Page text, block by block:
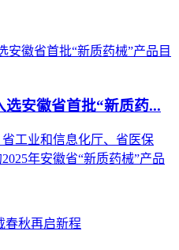
安徽省首批“新质药...
工业和信息化厅、省医保
年安徽省“新质药械”产品